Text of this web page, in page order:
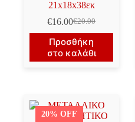
21x18x38εκ
€20.00
Original
price
was:
€20.00.
€16.00Η
τρέχουσα
τιμή
είναι:
Προσθήκη
στο καλάθι
20% OFF